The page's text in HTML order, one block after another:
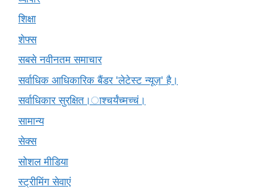
शिक्षा
शेफ्स
सबसे नवीनतम समाचार
सर्वाधिक आधिकारिक बैंडर 'लेटेस्ट न्यूज़' है।
सर्वाधिकार सुरक्षित।ाश्चर्यंच्मच्चं।
सामान्य
सेक्स
सोशल मीडिया
स्ट्रीमिंग सेवाएं